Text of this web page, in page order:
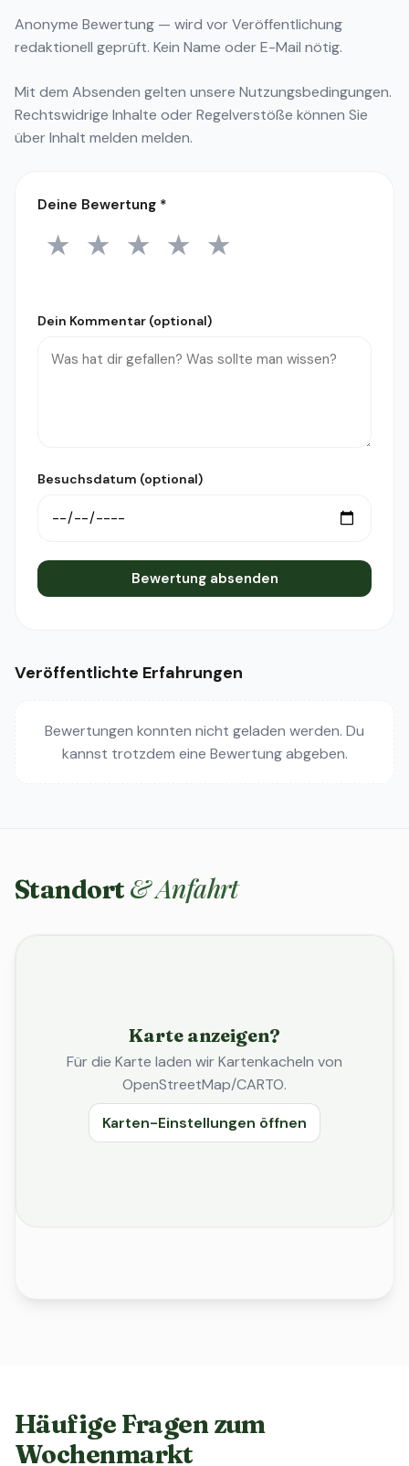
Anonyme Bewertung — wird vor Veröffentlichung
redaktionell geprüft. Kein Name oder E-Mail nötig.
Mit dem Absenden gelten unsere Nutzungsbedingungen.
Rechtswidrige Inhalte oder Regelverstöße können Sie
überInhalt melden melden.
Deine Bewertung *
1 Stern
★ 2 Sterne
★ 3 Sterne
★ 4 Sterne
★ 5 Sterne
★
Dein Kommentar (optional)
Besuchsdatum (optional)
Bewertung absenden
Veröffentlichte Erfahrungen
Bewertungen konnten nicht geladen werden. Du
kannst trotzdem eine Bewertung abgeben.
Standort & Anfahrt
Karte anzeigen?
Für die Karte laden wir Kartenkacheln von
OpenStreetMap/CARTO.
Karten-Einstellungen öffnen
Häufige Fragen zum
Wochenmarkt